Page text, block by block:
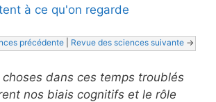
à ce qu'on regarde
précédente Revue des sciences suivante ->
choses dans ces temps troublés
nos biais cognitifs et le rôle